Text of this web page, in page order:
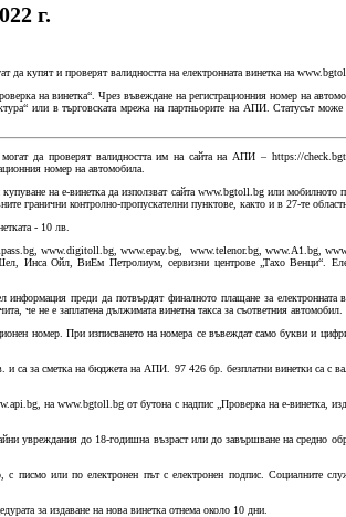
г.
купят и проверят валидността на електронната винетка на
на винетка“. Чрез въвеждане на регистрационния номер на
или в търговската мрежа на партньорите на АПИ. Статусът може
да проверят валидността им на сайта на АПИ – https://
номер на автомобила.
на е-винетка да използват сайта www.bgtoll.bg или
контролно-пропускателни пунктове, както и в 27-те
- 10 лв.
www.digitoll.bg, www.epay.bg, www.telenor.bg, www.A1.bg,
Ойл, ВиЕм Петролиум, сервизни центрове „Тахо Венци“.
преди да потвърдят финалното плащане за
че не е заплатена дължимата винетна такса за съответния автомобил.
номер. При изписването на номера се въвеждат само букви и
са за сметка на бюджета на АПИ. 97 426 бр. безплатни винетки са с
на www.bgtoll.bg от бутона с надпис „Проверка на е-винетка,
увреждания до 18-годишна възраст или до завършване на средно
писмо или по електронен път с електронен подпис. Социалните
за издаване на нова винетка отнема около 10 дни.